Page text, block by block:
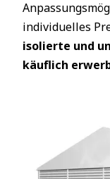
individuelles
isolierte und
käuflich